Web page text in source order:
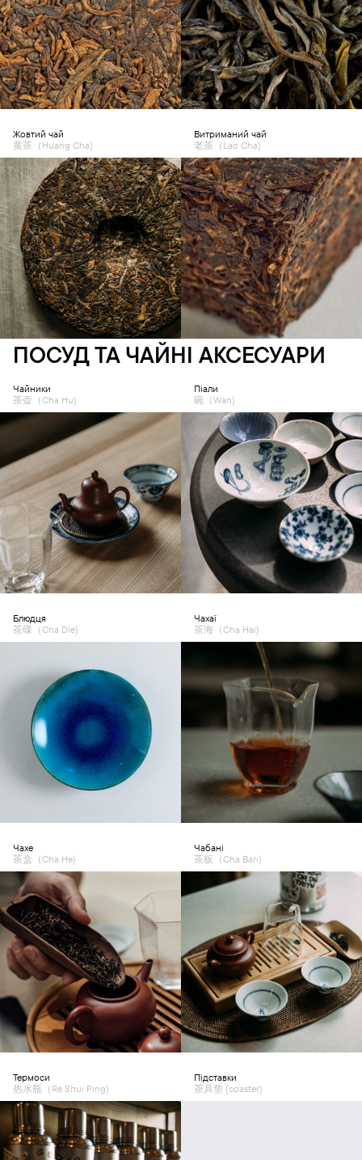
Жовтий чай
黄茶（Huang Cha)
Витриманий чай
老茶（Lao Cha)
ПОСУД ТА ЧАЙНІ АКСЕСУАРИ
Чайники
茶壶（Cha Hu)
Піали
碗（Wan)
Блюдця
茶碟（Cha Die)
Чахаї
茶海（Cha Hai)
Чахе
茶盒（Cha He)
Чабані
茶板（Cha Ban)
Термоси
热水瓶（Re Shui Ping)
Підставки
茶具垫 (coaster)